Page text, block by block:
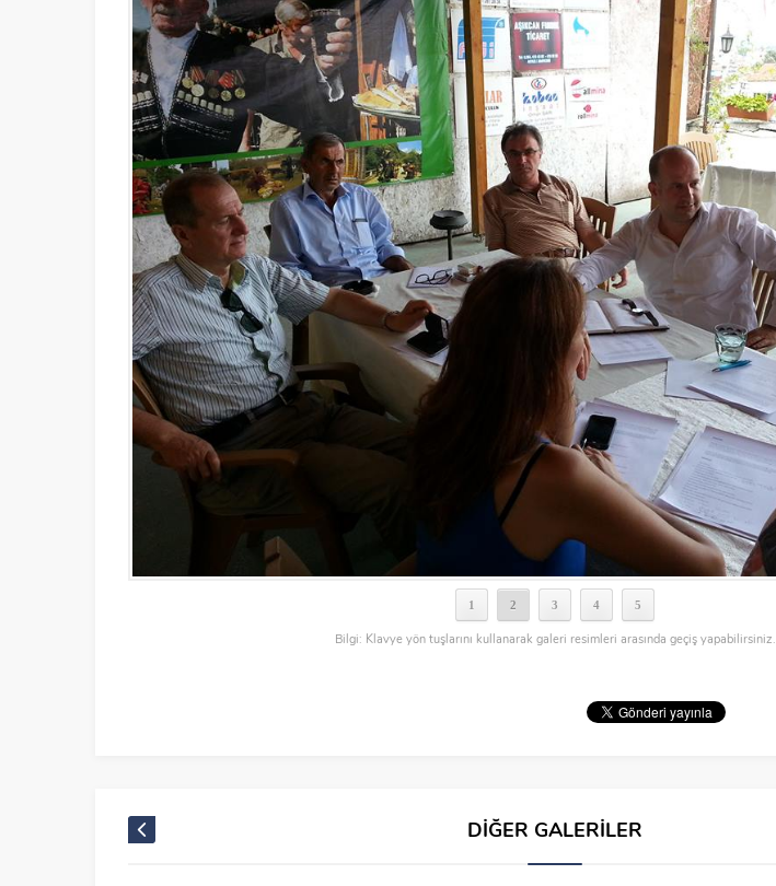
1 2 3 4 5
Bilgi: Klavye yön tuşlarını kullanarak galeri resimleri arasında geçiş yapabilirsiniz.
DİĞER GALERİLER